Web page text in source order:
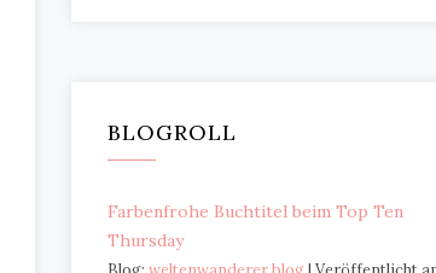
BLOGROLL
Farbenfrohe Buchtitel beim Top Ten
Thursday
Blog: weltenwanderer blog Veröffentlicht